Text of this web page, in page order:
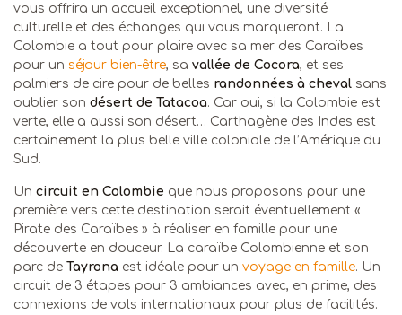
vous offrira un accueil exceptionnel, une diversité
culturelle et des échanges qui vous marqueront. La
Colombie a tout pour plaire avec sa mer des Caraïbes
pour un séjour bien-être, sa vallée de Cocora, et ses
palmiers de cire pour de belles randonnées à cheval sans
oublier son désert de Tatacoa. Car oui, si la Colombie est
verte, elle a aussi son désert… Carthagène des Indes est
certainement la plus belle ville coloniale de l’Amérique du
Sud.
Un circuit en Colombie que nous proposons pour une
première vers cette destination serait éventuellement «
Pirate des Caraïbes » à réaliser en famille pour une
découverte en douceur. La caraïbe Colombienne et son
parc de Tayrona est idéale pour un voyage en famille. Un
circuit de 3 étapes pour 3 ambiances avec, en prime, des
connexions de vols internationaux pour plus de facilités.